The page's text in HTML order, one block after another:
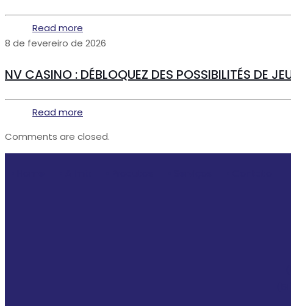
Read more
8 de fevereiro de 2026
NV CASINO : DÉBLOQUEZ DES POSSIBILITÉS DE
Read more
Comments are closed.